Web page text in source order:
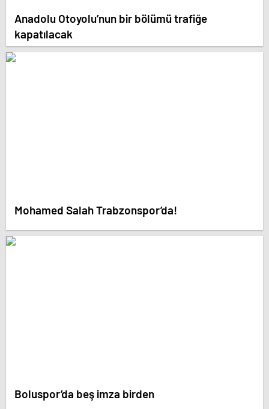
Anadolu Otoyolu’nun bir bölümü trafiğe
kapatılacak
Mohamed Salah Trabzonspor’da!
Boluspor’da beş imza birden